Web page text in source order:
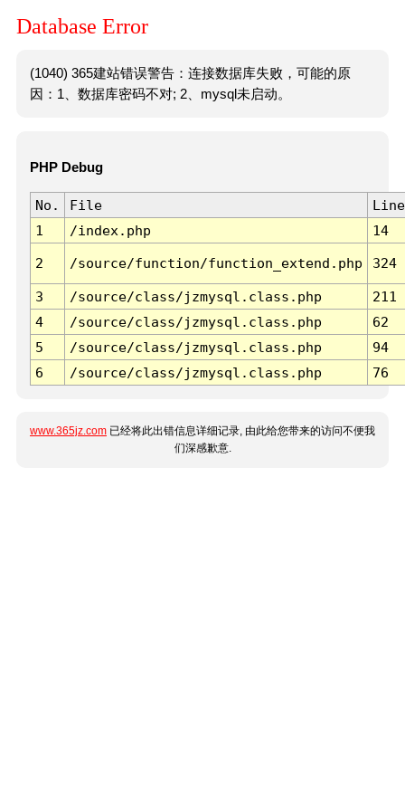
Database Error
(1040) 365建站错误警告：连接数据库失败，可能的原
因：1、数据库密码不对; 2、mysql未启动。
PHP Debug
No. File
Line
1
/index.php 14
2 /source/function/function_extend.php 324
3 /source/class/jzmysql.class.php
211
4
/source/class/jzmysql.class.php
62
5
/source/class/jzmysql.class.php
94
6
/source/class/jzmysql.class.php 76
www.365jz.com 已经将此出错信息详细记录, 由此给您带来的访问不便我
们深感歉意.